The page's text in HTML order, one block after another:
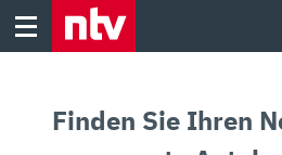
Skip
Finden Sie Ihren